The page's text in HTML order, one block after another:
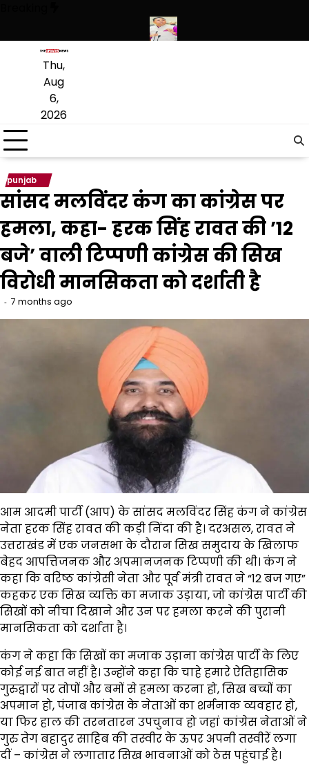
content
Thu,
Aug
6,
2026
punjab
सांसद मलविंदर कंग का कांग्रेस पर
हमला, कहा- हरक सिंह रावत की ’12
बजे’ वाली टिप्पणी कांग्रेस की सिख
विरोधी मानसिकता को दर्शाती है
7 months ago
आम आदमी पार्टी (आप) के सांसद मलविंदर सिंह कंग ने कांग्रेस
नेता हरक सिंह रावत की कड़ी निंदा की है। दरअसल, रावत ने
उत्तराखंड में एक जनसभा के दौरान सिख समुदाय के खिलाफ
बेहद आपत्तिजनक और अपमानजनक टिप्पणी की थी। कंग ने
कहा कि वरिष्ठ कांग्रेसी नेता और पूर्व मंत्री रावत ने “12 बज गए”
कहकर एक सिख व्यक्ति का मजाक उड़ाया, जो कांग्रेस पार्टी की
सिखों को नीचा दिखाने और उन पर हमला करने की पुरानी
मानसिकता को दर्शाता है।
कंग ने कहा कि सिखों का मजाक उड़ाना कांग्रेस पार्टी के लिए
कोई नई बात नहीं है। उन्होंने कहा कि चाहे हमारे ऐतिहासिक
गुरुद्वारों पर तोपों और बमों से हमला करना हो, सिख बच्चों का
अपमान हो, पंजाब कांग्रेस के नेताओं का शर्मनाक व्यवहार हो,
या फिर हाल की तरनतारन उपचुनाव हो जहां कांग्रेस नेताओं ने
गुरु तेग बहादुर साहिब की तस्वीर के ऊपर अपनी तस्वीरें लगा
दीं – कांग्रेस ने लगातार सिख भावनाओं को ठेस पहुंचाई है।